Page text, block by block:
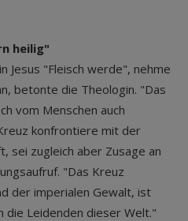
heilig"
Jesus "Fleisch werde", nehme
betonte die Theologin. "Das
vom Menschen auch
konfrontiere mit der
sei zugleich aber Zusage an
"Das Kreuz
der imperialen Gewalt, ist
die Leidenden dieser Welt."